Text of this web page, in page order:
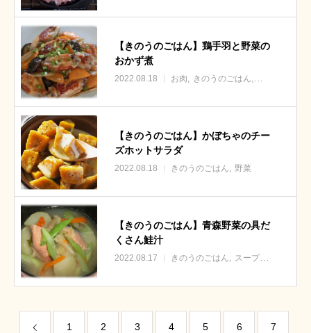
【きのうのごはん】鶏手羽と野菜の
おかず煮
2022.08.18 お肉 きのうのごはん
【きのうのごはん】かぼちゃのチー
ズホットサラダ
2022.08.18 きのうのごはん 野菜
【きのうのごはん】青森野菜の具だ
くさん鮭汁
2022.08.17 きのうのごはん スープ・汁物
1 2 3 4 5 6 7